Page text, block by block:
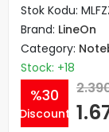
Stok Kodu:
Brand: LineOn
Category:
Stock: +18
%30
Discount